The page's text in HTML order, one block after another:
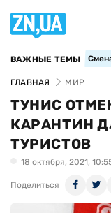
ВАЖНЫЕ ТЕМЫ
ГЛАВНАЯ МИР
ТУНИС
КАРАНТИН
ТУРИСТОВ
18 октября, 2021,
Поделиться